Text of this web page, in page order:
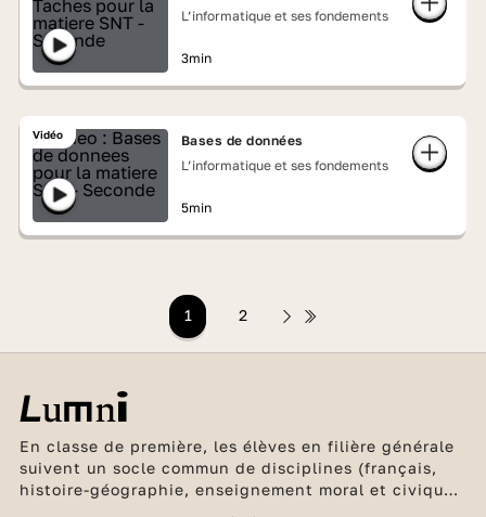
L’informatique et ses fondements
3min
Vidéo
Bases de données
L’informatique et ses fondements
5min
1 2
En classe de première, les élèves en filière générale
suivent un socle commun de disciplines (français,
histoire-géographie, enseignement moral et civique,